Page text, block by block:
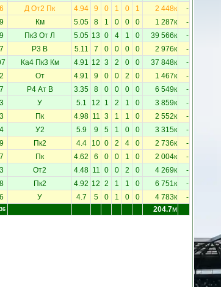
Д От2 Пк 4.94 9 0 1 0 1 2 448к -
Км 5.05 8 1 0 0 0 1 287к -
Пк3 От Л 5.05 13 0 4 1 0 39 566к -
Р3 В 5.11 7 0 0 0 0 2 976к -
Ка4 Пк3 Км 4.91 12 3 2 0 0 37 848к -
От 4.91 9 0 0 2 0 1 467к -
Р4 Ат В 3.35 8 0 0 0 0 6 549к -
У 5.1 12 1 2 1 0 3 859к -
Пк 4.98 11 3 1 1 0 2 552к -
У2 5.9 9 5 1 0 0 3 315к -
Пк2 4.4 10 0 2 4 0 2 736к -
Пк 4.62 6 0 0 1 0 2 004к -
От2 4.48 11 0 0 2 0 4 269к -
Пк2 4.92 12 2 1 1 0 6 751к -
У 4.7 5 0 1 0 0 4 783к -
204.7м